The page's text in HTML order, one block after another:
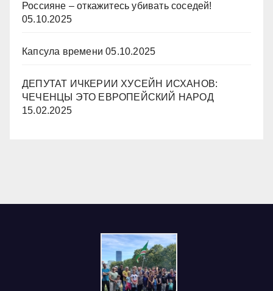
Россияне – откажитесь убивать соседей!
05.10.2025
Капсула времени 05.10.2025
ДЕПУТАТ ИЧКЕРИИ ХУСЕЙН ИСХАНОВ:
ЧЕЧЕНЦЫ ЭТО ЕВРОПЕЙСКИЙ НАРОД
15.02.2025